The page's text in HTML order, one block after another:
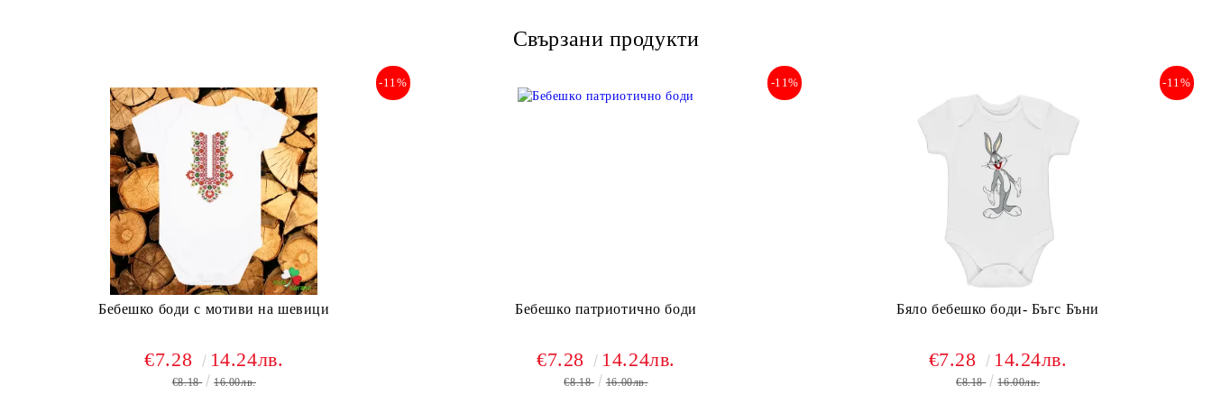
Свързани продукти
Бебешко боди с мотиви на шевици
-11%
€7.28 14.24лв.
€8.18 16.00лв.
Бебешко патриотично боди
-11%
€7.28 14.24лв.
€8.18 16.00лв.
Бяло бебешко боди- Бъгс Бъни
-11%
€7.28 14.24лв.
€8.18 16.00лв.